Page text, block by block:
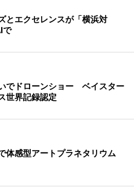
とエクセレンスが「横浜対
で
でドローンショー ベイスター
世界記録認定
体感型アートプラネタリウム